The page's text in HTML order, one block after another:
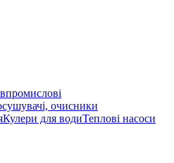
очисники
Кулери для водиТеплові насоси